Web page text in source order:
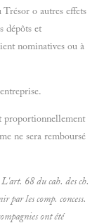
o autres effets
dépôts et
nominatives ou à
proportionnellement
ne sera remboursé
L'art. 68 du cah. des ch.
les comp. concess.
ont été